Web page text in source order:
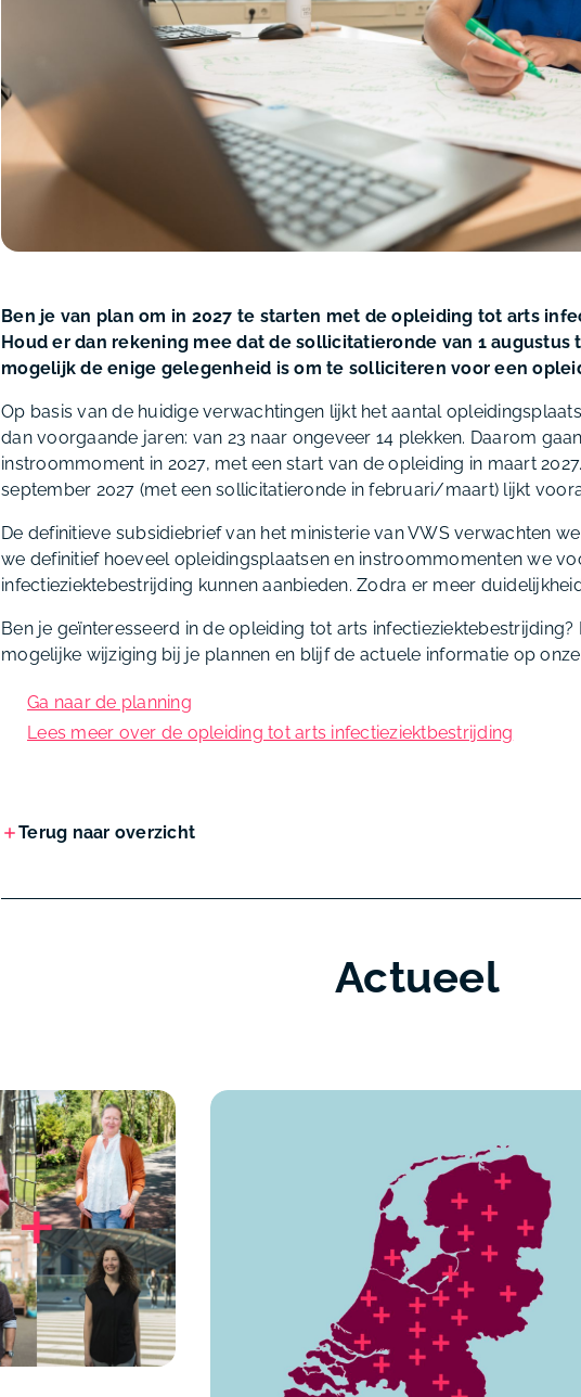
Ben je van plan om in 2027 te starten met de opleiding tot arts
Houd er dan rekening mee dat de sollicitatieronde van 1 augustus
mogelijk de enige gelegenheid is om te solliciteren voor een
Op basis van de huidige verwachtingen lijkt het aantal
dan voorgaande jaren: van 23 naar ongeveer 14 plekken. Daarom
instroommoment in 2027, met een start van de opleiding in maart
september 2027 (met een sollicitatieronde in februari/maart) lijkt
De definitieve subsidiebrief van het ministerie van VWS verwachten
we definitief hoeveel opleidingsplaatsen en instroommomenten we
infectieziektebestrijding kunnen aanbieden. Zodra er meer
Ben je geïnteresseerd in de opleiding tot arts
mogelijke wijziging bij je plannen en blijf de actuele informatie op
Ga naar de planning
Lees meer over de opleiding tot arts infectieziektbestrijding
Terug naar overzicht
Actueel